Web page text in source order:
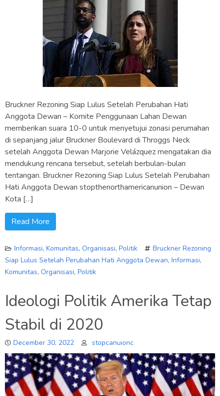
Bruckner Rezoning Siap Lulus Setelah Perubahan Hati
Anggota Dewan – Komite Penggunaan Lahan Dewan
memberikan suara 10-0 untuk menyetujui zonasi perumahan
di sepanjang jalur Bruckner Boulevard di Throggs Neck
setelah Anggota Dewan Marjorie Velázquez mengatakan dia
mendukung rencana tersebut, setelah berbulan-bulan
tentangan. Bruckner Rezoning Siap Lulus Setelah Perubahan
Hati Anggota Dewan stopthenorthamericanunion – Dewan
Kota […]
Read More
Informasi, Komunitas, Organisasi, Politik
Bruckner Rezoning
Siap Lulus Setelah Perubahan Hati Anggota Dewan, Informasi,
Komunitas, Organisasi, Politik
Ideologi Politik Amerika Tetap
Stabil di 2020
December 30, 2022 stopcanuionc